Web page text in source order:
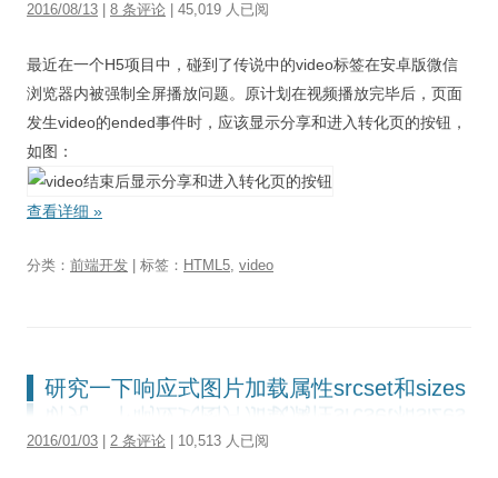
作品集
关于本站
2016/08/13 8 条评论 | 45,019 人已阅
最近在一个H5项目中，碰到了传说中的video标签在安卓版微信
浏览器内被强制全屏播放问题。原计划在视频播放完毕后，页面
发生video的ended事件时，应该显示分享和进入转化页的按钮，
如图：
查看详细 »
分类： 前端开发 | 标签： HTML5, video
研究一下响应式图片加载属性srcset和sizes
2016/01/03 2 条评论 | 10,513 人已阅